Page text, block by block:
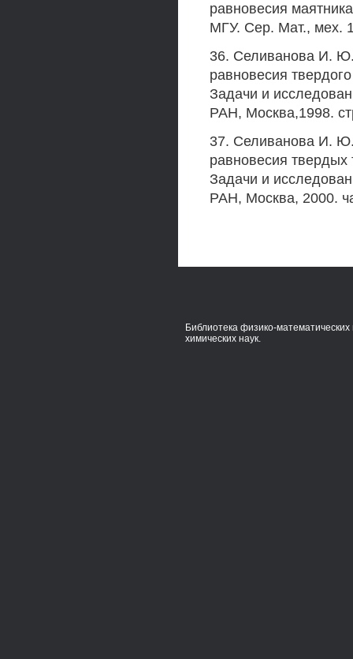
равновесия
МГУ. Сер. Мат., мех.
36. Селиванова И. Ю.
равновесия
Задачи и
РАН, Москва,1998.
37. Селиванова И. Ю.
равновесия
Задачи и
РАН, Москва, 2000.
Библиотека физико-математических
химических наук.